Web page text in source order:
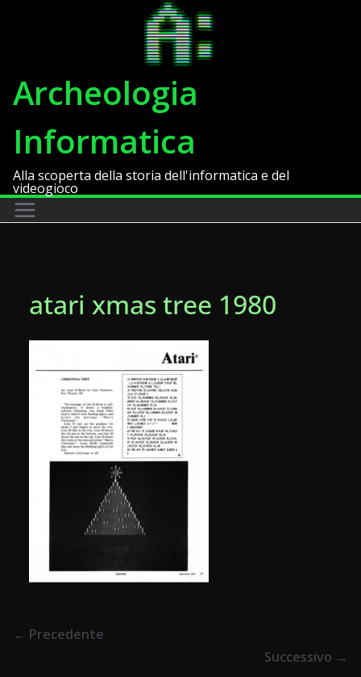
Archeologia
Informatica
Alla scoperta della storia dell'informatica e del
videogioco
atari xmas tree 1980
← Precedente
Successivo →